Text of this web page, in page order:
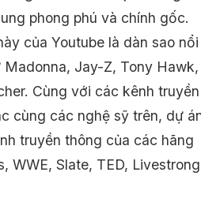
phong phú và chính gốc.
của Youtube là dàn sao nổi
Jay-Z, Tony Hawk,
Cùng với các kênh truyền
cùng các nghệ sỹ trên, dự
truyền thông của các hãng
WWE, Slate, TED, Livestrong